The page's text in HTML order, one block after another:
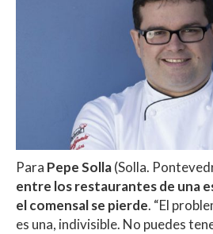
Para Pepe Solla(Solla.
entre los restaurantes de una
el comensal se pierde. “El
es una, indivisible. No puedes